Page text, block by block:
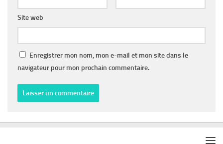
Site web
Enregistrer mon nom, mon e-mail et mon site dans le
navigateur pour mon prochain commentaire.